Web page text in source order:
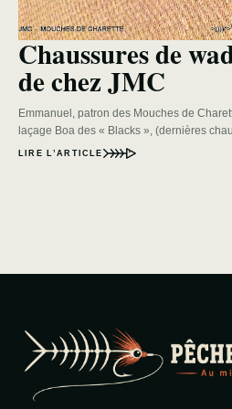
Chaussures de
de chez JMC
Emmanuel, patron des Mouches de
laçage Boa des « Blacks », (dernières
LIRE L’ARTICLE